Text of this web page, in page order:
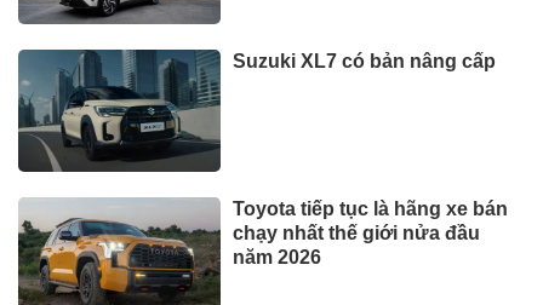
Suzuki XL7 có bản nâng cấp
Toyota tiếp tục là hãng xe bán
chạy nhất thế giới nửa đầu
năm 2026